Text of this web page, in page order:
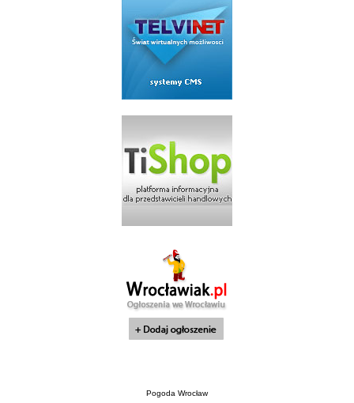
Pogoda Wrocław